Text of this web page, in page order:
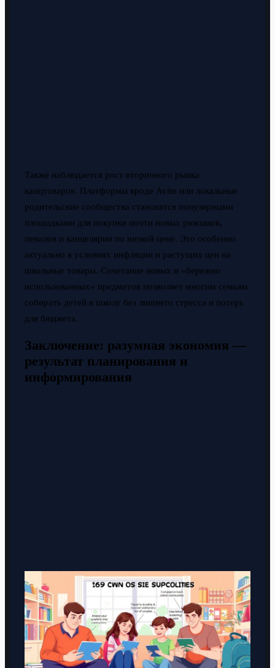
Также наблюдается рост вторичного рынка
канцтоваров. Платформы вроде Avito или локальные
родительские сообщества становятся популярными
площадками для покупки почти новых рюкзаков,
пеналов и канцелярии по низкой цене. Это особенно
актуально в условиях инфляции и растущих цен на
школьные товары. Сочетание новых и «бережно
использованных» предметов позволяет многим семьям
собирать детей в школу без лишнего стресса и потерь
для бюджета.
Заключение: разумная экономия —
результат планирования и
информирования